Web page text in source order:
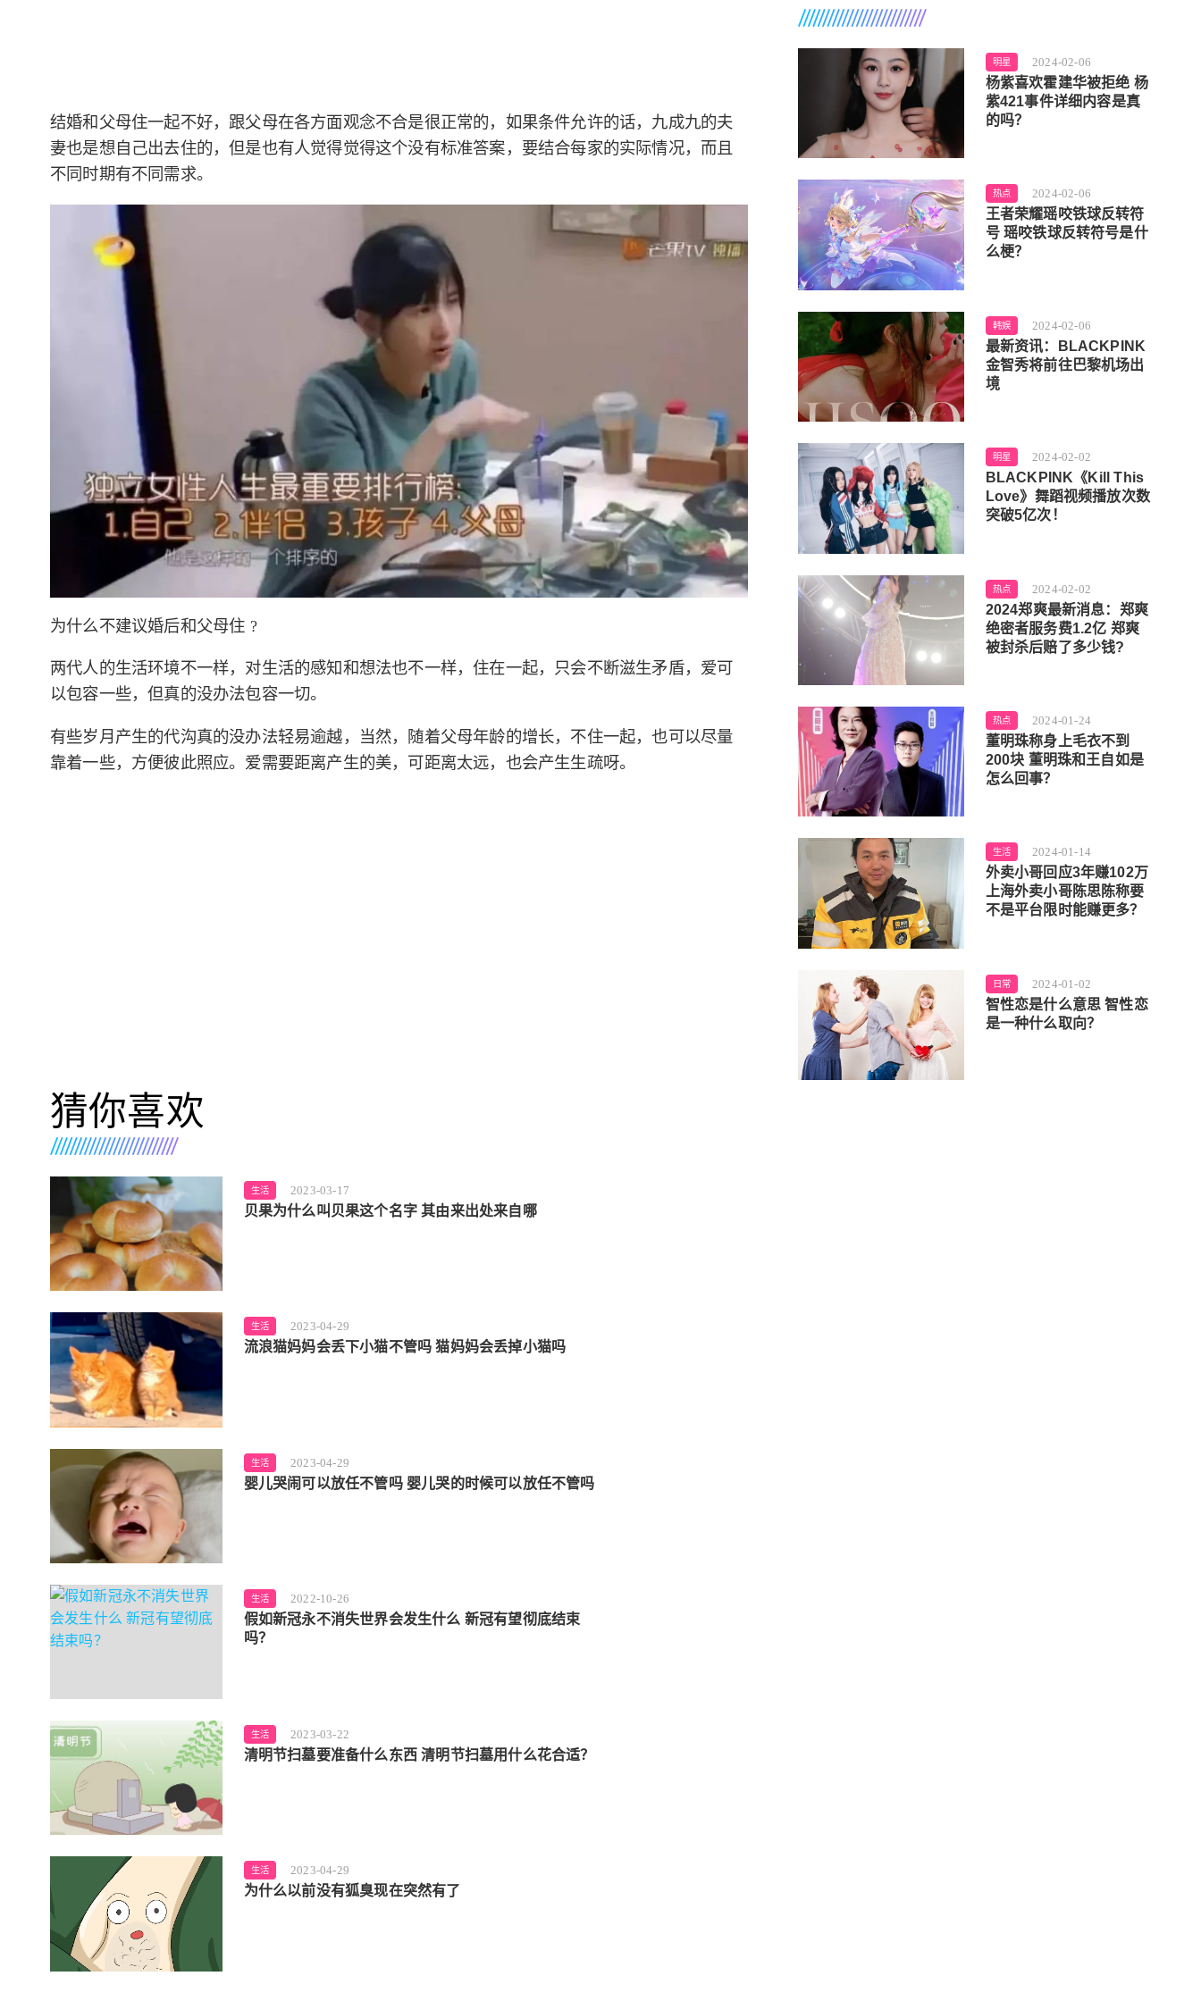
结婚和父母住一起不好，跟父母在各方面观念不合是很正常的，如果条件允许的话，九成九的夫
妻也是想自己出去住的，但是也有人觉得觉得这个没有标准答案，要结合每家的实际情况，而且
不同时期有不同需求。
为什么不建议婚后和父母住 ?
两代人的生活环境不一样，对生活的感知和想法也不一样，住在一起，只会不断滋生矛盾，爱可
以包容一些，但真的没办法包容一切。
有些岁月产生的代沟真的没办法轻易逾越，当然，随着父母年龄的增长，不住一起，也可以尽量
靠着一些，方便彼此照应。爱需要距离产生的美，可距离太远，也会产生生疏呀。
猜你喜欢
生活 2023-03-17
贝果为什么叫贝果这个名字 其由来出处来自哪
生活 2023-04-29
流浪猫妈妈会丢下小猫不管吗 猫妈妈会丢掉小猫吗
生活 2023-04-29
婴儿哭闹可以放任不管吗 婴儿哭的时候可以放任不管吗
生活 2022-10-26
假如新冠永不消失世界会发生什么 新冠有望彻底结束
吗？
生活 2023-03-22
清明节扫墓要准备什么东西 清明节扫墓用什么花合适？
生活 2023-04-29
为什么以前没有狐臭现在突然有了
明星 2024-02-06
杨紫喜欢霍建华被拒绝 杨
紫421事件详细内容是真
的吗？
热点 2024-02-06
王者荣耀瑶咬铁球反转符
号 瑶咬铁球反转符号是什
么梗？
韩娱 2024-02-06
最新资讯：BLACKPINK
金智秀将前往巴黎机场出
境
明星 2024-02-02
BLACKPINK《Kill This
Love》舞蹈视频播放次数
突破5亿次！
热点 2024-02-02
2024郑爽最新消息：郑爽
绝密者服务费1.2亿 郑爽
被封杀后赔了多少钱?
热点 2024-01-24
董明珠称身上毛衣不到
200块 董明珠和王自如是
怎么回事？
生活 2024-01-14
外卖小哥回应3年赚102万
上海外卖小哥陈思陈称要
不是平台限时能赚更多？
日常 2024-01-02
智性恋是什么意思 智性恋
是一种什么取向？